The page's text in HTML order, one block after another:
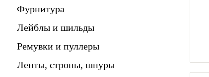
Фурнитура
Лейблы и шильды
Ремувки и пуллеры
Ленты, стропы, шнуры